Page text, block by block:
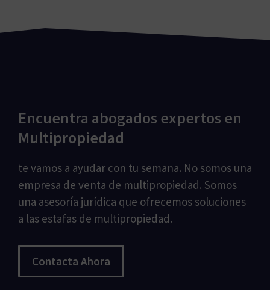
Encuentra abogados expertos en
Multipropiedad
te vamos a ayudar con tu semana. No somos una
empresa de venta de multipropiedad. Somos
una asesoría jurídica que ofrecemos soluciones
a las estafas de multipropiedad.
Contacta Ahora